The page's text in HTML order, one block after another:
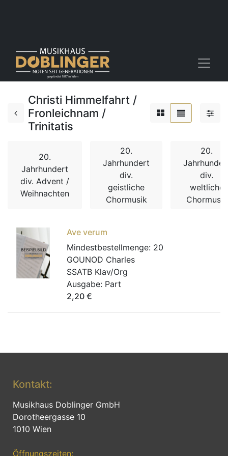
Christi Himmelfahrt /
Fronleichnam /
Trinitatis
20.
Jahrhundert
div. Advent /
Weihnachten
20.
Jahrhundert
div.
geistliche
Chormusik
20.
div.
weltliche
Chormusik
Ave verum
Mindestbestellmenge: 20
GOUNOD Charles
SSATB Klav/Org
Ausgabe: Part
2,20 €
Kontakt:
Musikhaus Doblinger GmbH
Dorotheergasse 10
1010 Wien
Öffnungszeiten: